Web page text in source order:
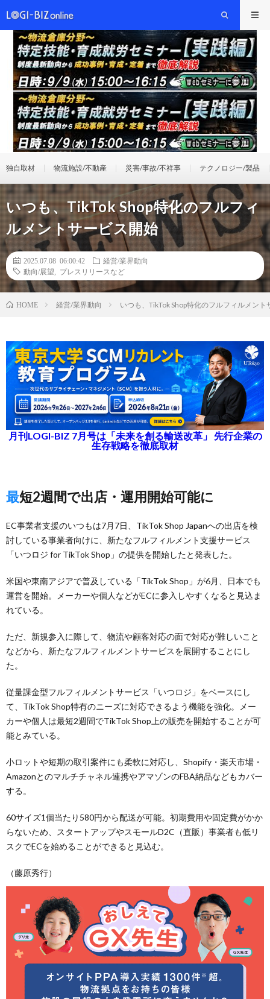
独自取材 物流施設/不動産 災害/事故/不祥事 テクノロジー/製品
いつも、TikTok Shop特化のフルフィ
ルメントサービス開始
2025.07.08 06:00:42
経営/業界動向
動向/展望
プレスリリースなど
HOME 経営/業界動向 いつも、TikTok Shop特化のフルフィルメント
月刊LOGI-BIZ 7月号は「未来を創る輸送改革」 先行企業の
生存戦略を徹底取材
最短2週間で出店・運用開始可能に
EC事業者支援のいつもは7月7日、TikTok Shop Japanへの出店を検
討している事業者向けに、新たなフルフィルメント支援サービス
「いつロジ for TikTok Shop」の提供を開始したと発表した。
米国や東南アジアで普及している「TikTok Shop」が6月、日本でも
運営を開始。メーカーや個人などがECに参入しやすくなると見込ま
れている。
ただ、新規参入に際して、物流や顧客対応の面で対応が難しいこと
などから、新たなフルフィルメントサービスを展開することにし
た。
従量課金型フルフィルメントサービス「いつロジ」をベースにし
て、TikTok Shop特有のニーズに対応できるよう機能を強化。メー
カーや個人は最短2週間でTikTok Shop上の販売を開始することが可
能とみている。
小ロットや短期の取引案件にも柔軟に対応し、Shopify・楽天市場・
Amazonとのマルチチャネル連携やアマゾンのFBA納品などもカバー
する。
60サイズ1個当たり580円から配送が可能。初期費用や固定費がかか
らないため、スタートアップやスモールD2C（直販）事業者も低リ
スクでECを始めることができると見込む。
（藤原秀行）